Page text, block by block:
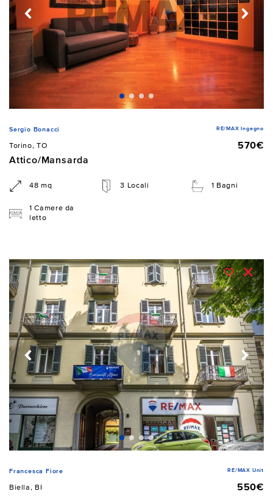
Sergio Bonacci RE/MAX Ingegno
Torino, TO
570€
Attico/Mansarda
48 mq 3 Locali 1 Bagni
1 Camere da
letto
Francesca Fiore RE/MAX Unit
Biella, BI
550€